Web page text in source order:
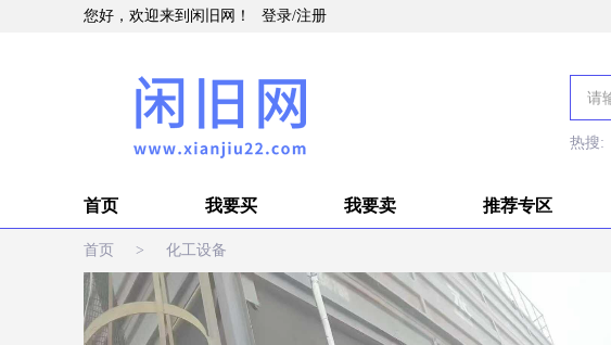
您好，欢迎来到闲旧网！ 登录/注册
热搜:
首页 我要买 我要卖 推荐专区
首页 > 化工设备